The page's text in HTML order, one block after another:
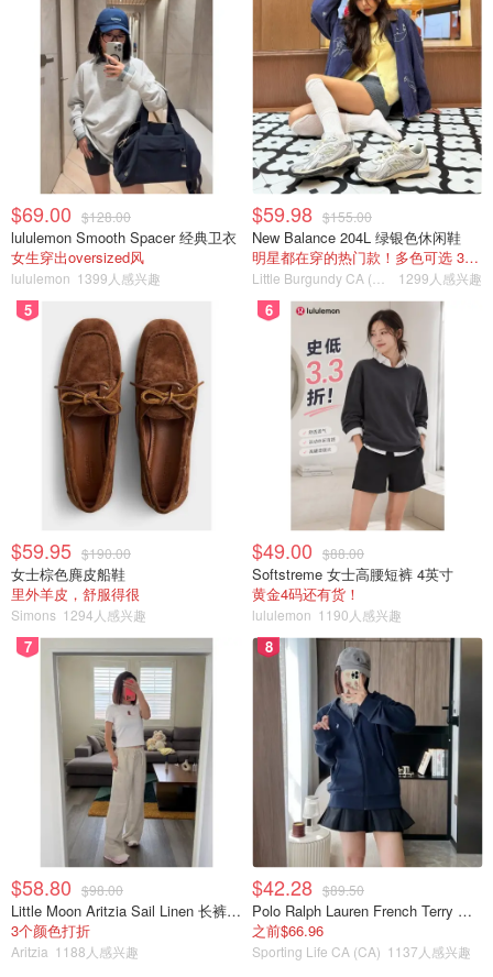
$69.00 $128.00
lululemon Smooth Spacer 经典卫衣
女生穿出oversized风
lululemon 1399人感兴趣
$59.98 $155.00
New Balance 204L 绿银色休闲鞋
明星都在穿的热门款！多色可选 3.8折
1299人感兴趣
5
$59.95 $190.00
女士棕色麂皮船鞋
里外羊皮，舒服得很
Simons 1294人感兴趣
6
$49.00 $88.00
Softstreme 女士高腰短裤 4英寸
黄金4码还有货！
lululemon 1190人感兴趣
7
$58.80 $98.00
Little Moon Aritzia Sail Linen 长裤 麻织
3个颜色打折
Aritzia 1188人感兴趣
8
$42.28 $89.50
Polo Ralph Lauren French Terry 女童连帽卫衣 7-16码
之前$66.96
Sporting Life CA (CA) 1137人感兴趣